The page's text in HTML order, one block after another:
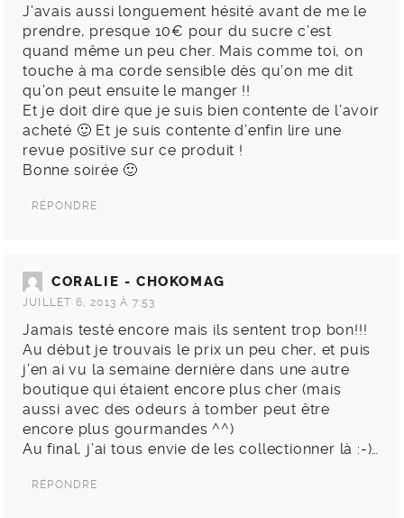
J’avais aussi longuement hésité avant de me le
prendre, presque 10€ pour du sucre c’est
quand même un peu cher. Mais comme toi, on
touche à ma corde sensible dès qu’on me dit
qu’on peut ensuite le manger !!
Et je doit dire que je suis bien contente de l’avoir
acheté 🙂 Et je suis contente d’enfin lire une
revue positive sur ce produit !
Bonne soirée 🙂
RÉPONDRE
CORALIE - CHOKOMAG
JUILLET 6, 2013 À 7:53
Jamais testé encore mais ils sentent trop bon!!!
Au début je trouvais le prix un peu cher, et puis
j’en ai vu la semaine dernière dans une autre
boutique qui étaient encore plus cher (mais
aussi avec des odeurs à tomber peut être
encore plus gourmandes ^^)
Au final, j’ai tous envie de les collectionner là :-)…
RÉPONDRE